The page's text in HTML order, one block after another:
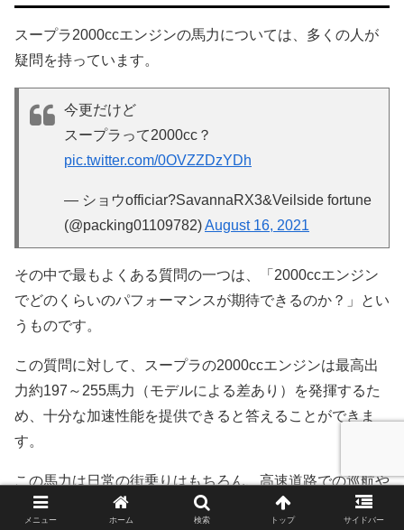
スープラ2000ccエンジンの馬力については、多くの人が
疑問を持っています。
今更だけど
スープラって2000cc？
pic.twitter.com/0OVZZDzYDh
— ショウofficiar?SavannaRX3&Veilside fortune
(@packing01109782)August 16, 2021
その中で最もよくある質問の一つは、「2000ccエンジン
でどのくらいのパフォーマンスが期待できるのか？」とい
うものです。
この質問に対して、スープラの2000ccエンジンは最高出
力約197～255馬力（モデルによる差あり）を発揮するた
め、十分な加速性能を提供できると答えることができま
す。
この馬力は日常の街乗りはもちろん、高速道路での巡航や
スポーティなドライブにも対応可能なパワーを持っていま
メニュー ホーム 検索 トップ サイドバー